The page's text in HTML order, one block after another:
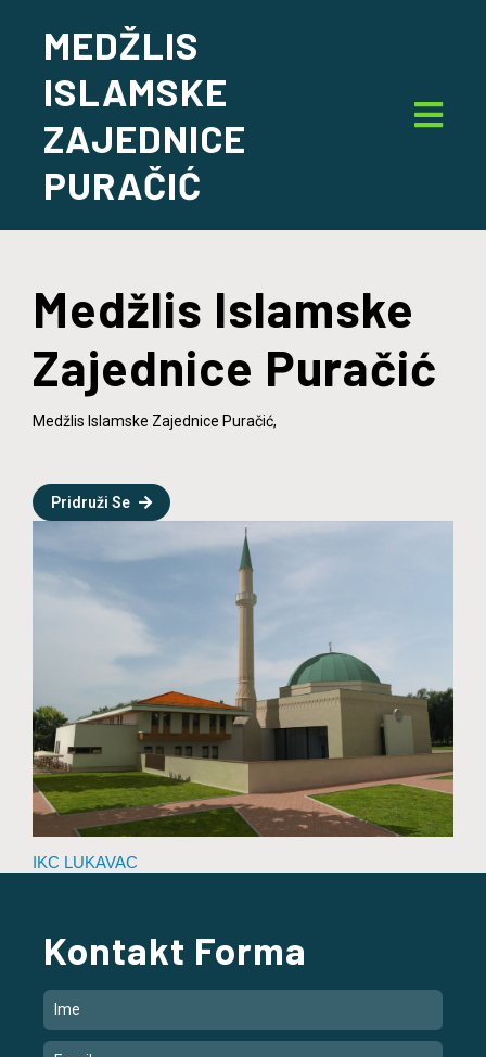
MEDŽLIS
ISLAMSKE
ZAJEDNICE
PURAČIĆ
Medžlis Islamske
Zajednice Puračić
Medžlis Islamske Zajednice Puračić,
Pridruži Se
IKC LUKAVAC
Kontakt Forma